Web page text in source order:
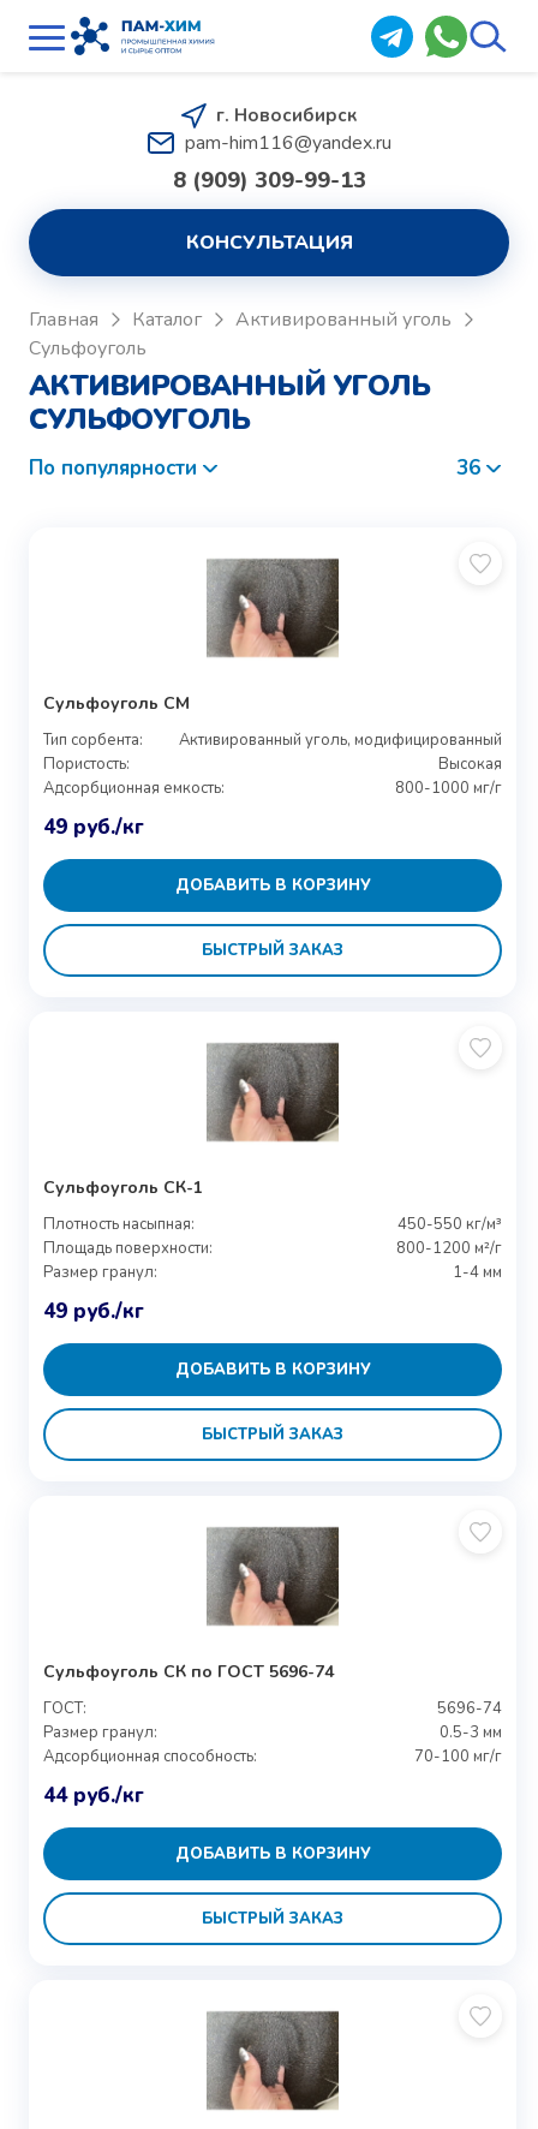
г. Новосибирск
pam-him116@yandex.ru
8 (909) 309-99-13
КОНСУЛЬТАЦИЯ
Главная Каталог
Активированный уголь
Сульфоуголь
АКТИВИРОВАННЫЙ УГОЛЬ
СУЛЬФОУГОЛЬ
По популярности 36
Сульфоуголь СМ
Тип сорбента:
Активированный уголь, модифицированный
Пористость:
Высокая
Адсорбционная емкость:
800-1000 мг/г
49 руб./кг
ДОБАВИТЬ В КОРЗИНУ
БЫСТРЫЙ ЗАКАЗ
Сульфоуголь СК-1
Плотность насыпная:
450-550 кг/м³
Площадь поверхности:
800-1200 м²/г
Размер гранул:
1-4 мм
49 руб./кг
ДОБАВИТЬ В КОРЗИНУ
БЫСТРЫЙ ЗАКАЗ
Сульфоуголь СК по ГОСТ 5696-74
ГОСТ:
5696-74
Размер гранул:
0.5-3 мм
Адсорбционная способность:
70-100 мг/г
44 руб./кг
ДОБАВИТЬ В КОРЗИНУ
БЫСТРЫЙ ЗАКАЗ